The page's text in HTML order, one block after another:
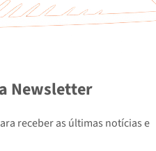
Newsletter
receber as últimas notícias e